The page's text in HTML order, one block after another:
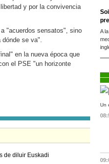
y por la convivencia
"acuerdos sensatos", sino
se va".
en la nueva época que
el PSE "un horizonte
de diluir Euskadi
A
Un